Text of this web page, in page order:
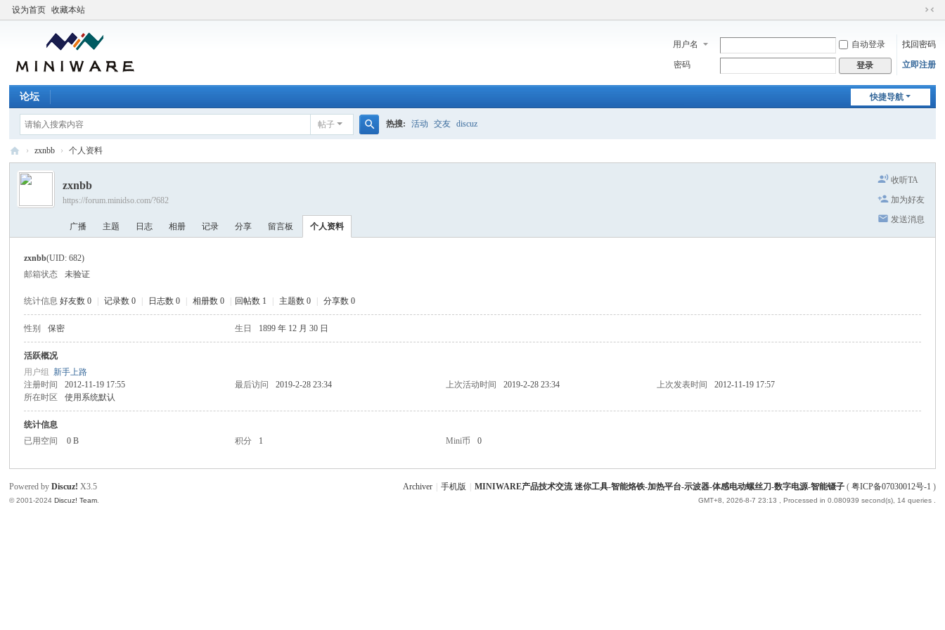
设为首页 收藏本站
切
到
窄
版
用户名 自动登录 找回密码
密码 登录 立即注册
快捷导航
论坛
帖子
索
热搜: 活动 交友 discuz
M
工
› zxnbb › 个人资料
收听TA
加为好友
发送消息
zxnbb
https://forum.minidso.com/?682
广播 主题 日志 相册 记录 分享 留言板 个人资料
zxnbb(UID: 682)
邮箱状态
未验证
统计信息 好友数 0 记录数 0 日志数 0 相册数 0 回帖数 1 主题数 0 分享数 0
性别 保密 生日 1899 年 12 月 30 日
活跃概况
用户组新手上路
注册时间
2012-11-19 17:55 最后访问 2019-2-28 23:34 上次活动时间 2019-2-28 23:34 上次发表时间
2012-11-19 17:57
所在时区
使用系统默认
统计信息
已用空间
0 B 积分 1 Mini币 0
Archiver 手机版 MINIWARE产品技术交流 迷你工具-智能烙铁-加热平台-示波器-体感电动螺丝刀-数字电源-智能镊子( 粤ICP备07030012号-1 )
GMT+8, 2026-8-7 23:13 , Processed in 0.080939 second(s), 14 queries .
Powered byDiscuz! X3.5
© 2001-2024Discuz! Team